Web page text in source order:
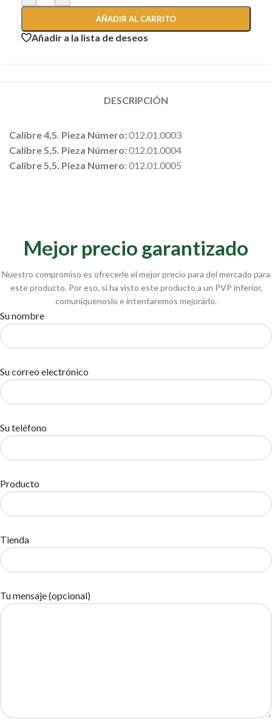
AÑADIR AL CARRITO
Añadir a la lista de deseos
DESCRIPCIÓN
Calibre 4,5. Pieza Número:012.01.0003
Calibre 5,5. Pieza Número:012.01.0004
Calibre 5,5. Pieza Número: 012.01.0005
Mejor precio garantizado
Nuestro compromiso es ofrecerle el mejor precio para del mercado para
este producto. Por eso, si ha visto este producto a un PVP inferior,
comuníquenoslo e intentaremos mejorárlo.
Su nombre
Su correo electrónico
Su teléfono
Producto
Tienda
Tu mensaje (opcional)